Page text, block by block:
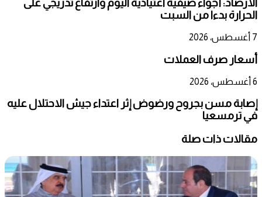
الأرصاد: أجواء صيفية اعتيادية اليوم وارتفاع تدريجي على
الحرارة بدءا من السبت
7 أغسطس، 2026
أسعار صرف العملات
6 أغسطس، 2026
إصابة مسن بجروح ورضوض إثر اعتداء جيش الاحتلال عليه
في ترمسعيا
مقالات ذات صلة